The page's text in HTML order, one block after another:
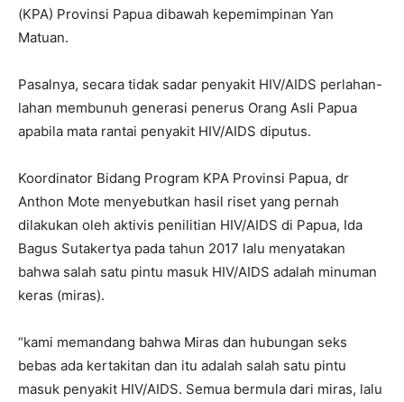
(KPA) Provinsi Papua dibawah kepemimpinan Yan
Matuan.
Pasalnya, secara tidak sadar penyakit HIV/AIDS perlahan-
lahan membunuh generasi penerus Orang Asli Papua
apabila mata rantai penyakit HIV/AIDS diputus.
Koordinator Bidang Program KPA Provinsi Papua, dr
Anthon Mote menyebutkan hasil riset yang pernah
dilakukan oleh aktivis penilitian HIV/AIDS di Papua, Ida
Bagus Sutakertya pada tahun 2017 lalu menyatakan
bahwa salah satu pintu masuk HIV/AIDS adalah minuman
keras (miras).
“kami memandang bahwa Miras dan hubungan seks
bebas ada kertakitan dan itu adalah salah satu pintu
masuk penyakit HIV/AIDS. Semua bermula dari miras, lalu